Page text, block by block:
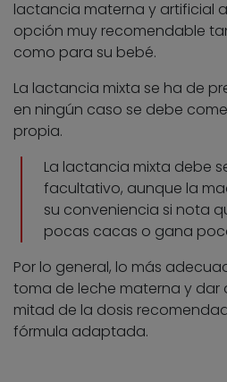
lactancia materna y artificial
opción muy recomendable
como para su bebé.
La lactancia mixta se ha de
en ningún caso se debe
propia.
La lactancia mixta debe
facultativo, aunque la
su conveniencia si nota
pocas cacas o gana
Por lo general, lo más
toma de leche materna y dar
mitad de la dosis
fórmula adaptada.